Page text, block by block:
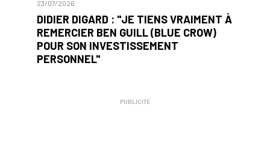
23/07/2026
DIDIER DIGARD : "JE TIENS VRAIMENT À
REMERCIER BEN GUILL (BLUE CROW)
POUR SON INVESTISSEMENT
PERSONNEL"
PUBLICITÉ